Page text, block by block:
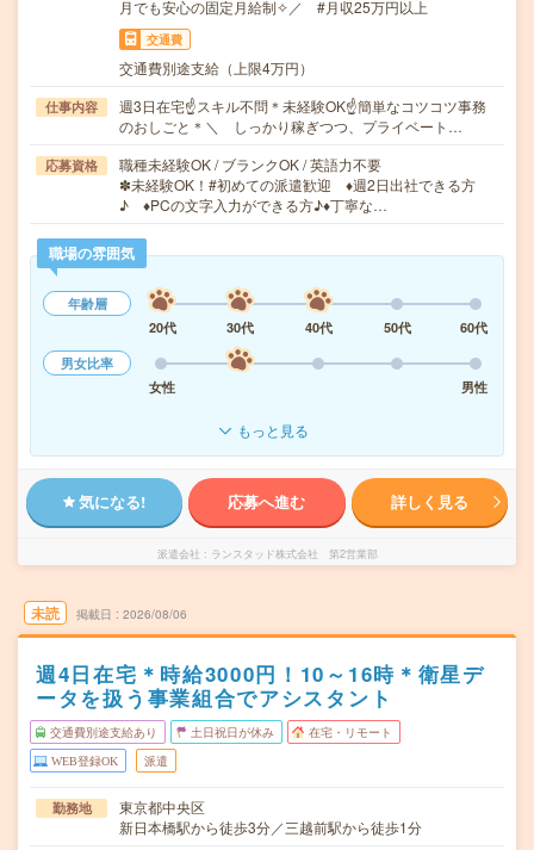
月でも安心の固定月給制✧／ #月収25万円以上
交通費
交通費別途支給（上限4万円）
仕事内容
週3日在宅☝スキル不問＊未経験OK☝簡単なコツコツ事務
のおしごと＊＼ しっかり稼ぎつつ、プライベート…
応募資格
職種未経験OK / ブランクOK / 英語力不要
✽未経験OK！#初めての派遣歓迎 ♦︎週2日出社できる方
♪ ♦︎PCの文字入力ができる方♪♦︎丁寧な…
職場の雰囲気
年齢層
20代
30代 40代 50代
60代
男女比率
女性
男性
もっと見る
気になる! 応募へ進む 詳しく見る
派遣会社 ランスタッド株式会社 第2営業部
未読 掲載日 2026/08/06
週4日在宅＊時給3000円！10～16時＊衛星デ
ータを扱う事業組合でアシスタント
交通費別途支給あり 土日祝日が休み 在宅・リモート
WEB登録OK 派遣
勤務地
東京都中央区
新日本橋駅から徒歩3分／三越前駅から徒歩1分